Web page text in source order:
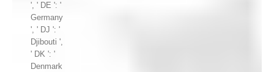
', ' DE ': '
Germany
', ' DJ ': '
Djibouti ',
' DK ': '
Denmark